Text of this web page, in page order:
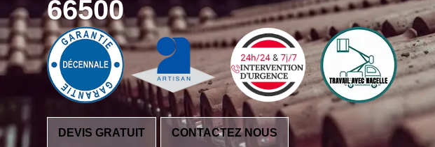
66500
DEVIS GRATUIT CONTACTEZ NOUS